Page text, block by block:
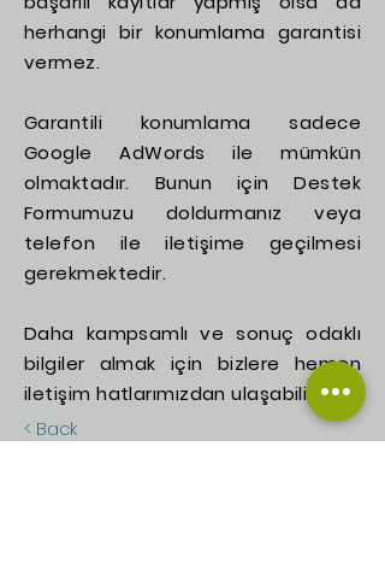
herhangi bir konumlama garantisi
vermez.
Garantili konumlama sadece
Google AdWords ile mümkün
olmaktadır. Bunun için Destek
Formumuzu doldurmanız veya
telefon ile iletişime geçilmesi
gerekmektedir.
Daha kampsamlı ve sonuç odaklı
bilgiler almak için bizlere hemen
iletişim hatlarımızdan ulaşabilirsiniz.
< Back